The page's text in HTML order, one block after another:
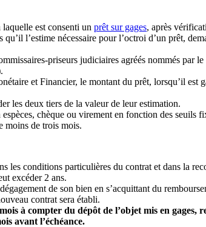
est consenti un prêt sur gages, après
l’estime nécessaire pour l’octroi d’un prêt,
priseurs judiciaires agréés nommés
et Financier, le montant du prêt, lorsqu’il est
les deux tiers de la valeur de leur estimation.
chèque ou virement en fonction des
moins de trois mois.
les conditions particulières du contrat et dans la
excéder 2 ans.
de son bien en s’acquittant du
contrat sera établi.
à compter du dépôt de l’objet mis en
avant l’échéance.